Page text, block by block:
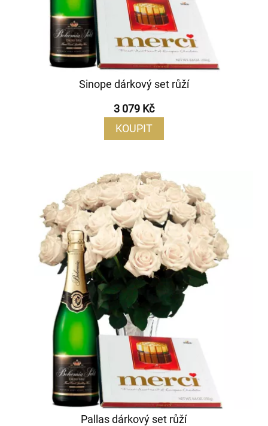
Sinope dárkový set růží
3 079 Kč
KOUPIT
Pallas dárkový set růží